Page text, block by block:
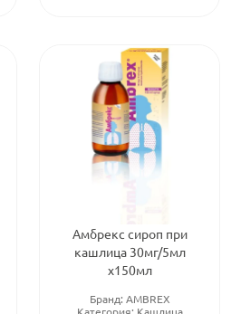
Амбрекс сироп при
кашлица 30мг/5мл
х150мл
Бранд: AMBREX